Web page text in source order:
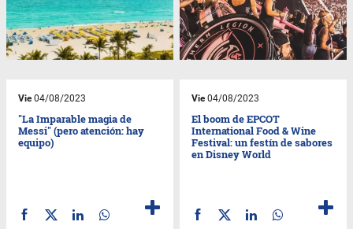
Vie04/08/2023
"La Imparable magia de
Messi" (pero atención: hay
equipo)
Vie04/08/2023
El boom de EPCOT
International Food & Wine
Festival: un festín de sabores
en Disney World